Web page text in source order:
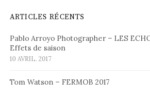
ARTICLES RÉCENTS
Pablo Arroyo Photographer – LES
Effets de saison
10 AVRIL. 2017
Tom Watson – FERMOB 2017